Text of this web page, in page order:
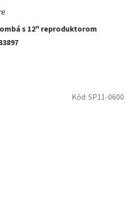
s 12" reproduktorom
Kód:SP11-0600